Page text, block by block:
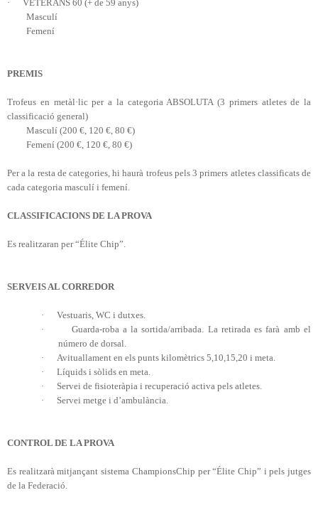
·
VETERANS 60 (+ de 59 anys)
Masculí
Femení
PREMIS
Trofeus en metàl·lic per a la categoria ABSOLUTA (3 primers atletes de la
classificació general)
Masculí (200 €, 120 €, 80 €)
Femení (200 €, 120 €, 80 €)
Per a la resta de categories, hi haurà trofeus pels 3 primers atletes classificats de
cada categoria masculí i femení.
CLASSIFICACIONS DE LA PROVA
Es realitzaran per “Élite Chip”.
SERVEIS AL CORREDOR
·
Vestuaris, WC i dutxes.
·
Guarda-roba a la sortida/arribada. La retirada es farà amb el
número de dorsal.
·
Avituallament en els punts kilomètrics 5,10,15,20 i meta.
·
Líquids i sòlids en meta.
·
Servei de fisioteràpia i recuperació activa pels atletes.
·
Servei metge i d’ambulància.
CONTROL DE LA PROVA
Es realitzarà mitjançant sistema ChampionsChip per “Élite Chip” i pels jutges
de la Federació.